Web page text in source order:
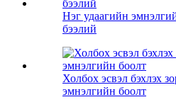
Нэг удаагийн
бээлий
Холбох эсвэл бэхлэх
эмнэлгийн боолт